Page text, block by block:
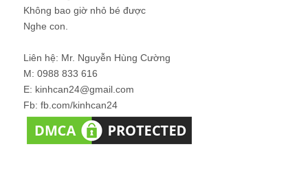
Không bao giờ nhỏ bé được
Nghe con.
Liên hệ: Mr. Nguyễn Hùng Cường
M: 0988 833 616
E: kinhcan24@gmail.com
Fb: fb.com/kinhcan24